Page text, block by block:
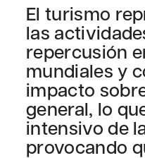
El turismo
las
repercusión
mundiales y
impacto
general, lo
intensivo de
provocando